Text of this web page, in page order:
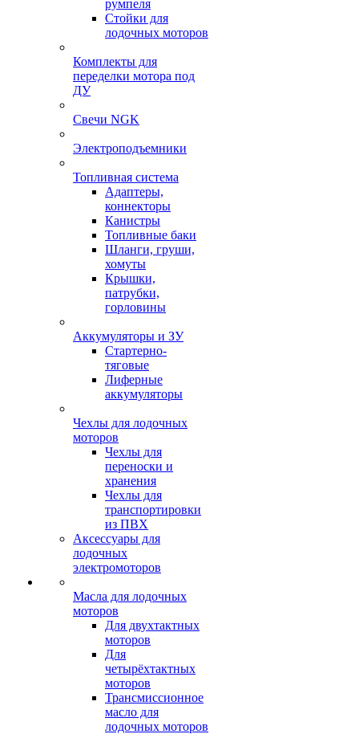
румпеля
Стойки для
лодочных моторов
Комплекты для
переделки мотора под
ДУ
Свечи NGK
Электроподъемники
Топливная система
Адаптеры,
коннекторы
Канистры
Топливные баки
Шланги, груши,
хомуты
Крышки,
патрубки,
горловины
Аккумуляторы и ЗУ
Стартерно-
тяговые
Лиферные
аккумуляторы
Чехлы для лодочных
моторов
Чехлы для
переноски и
хранения
Чехлы для
транспортировки
из ПВХ
Аксессуары для
лодочных
электромоторов
Масла для лодочных
моторов
Для двухтактных
моторов
Для
четырёхтактных
моторов
Трансмиссионное
масло для
лодочных моторов